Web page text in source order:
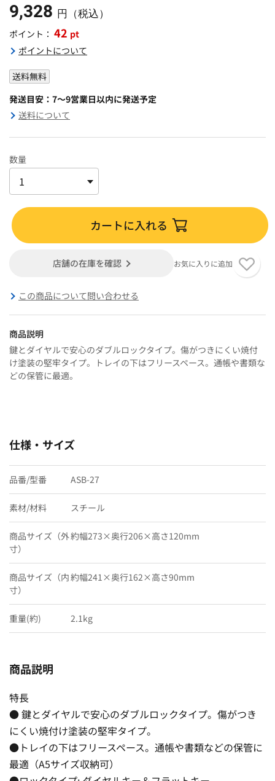
9,328 円（税込）
ポイント： 42 pt
ポイントについて
送料無料
発送目安：7～9営業日以内に発送予定
送料について
数量
カートに入れる
店舗の在庫を確認 お気に入りに追加
この商品について問い合わせる
商品説明
鍵とダイヤルで安心のダブルロックタイプ。傷がつきにくい焼付
け塗装の堅牢タイプ。トレイの下はフリースペース。通帳や書類な
どの保管に最適。
仕様・サイズ
品番/型番 ASB-27
素材/材料 スチール
商品サイズ（外
寸）
約幅273×奥行206×高さ120mm
商品サイズ（内
寸）
約幅241×奥行162×高さ90mm
重量(約) 2.1kg
商品説明
特長
● 鍵とダイヤルで安心のダブルロックタイプ。傷がつき
にくい焼付け塗装の堅牢タイプ。
●トレイの下はフリースペース。通帳や書類などの保管に
最適（A5サイズ収納可）